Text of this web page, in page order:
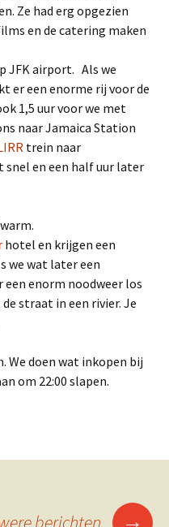
Ze had erg opgezien
en de catering maken
JFK airport. Als we
er een enorme rij voor de
1,5 uur voor we met
naar Jamaica Station
trein naar
snel en een half uur later
hotel en krijgen een
we wat later een
enorm noodweer los
straat in een rivier. Je
We doen wat inkopen bij
om 22:00 slapen.
berichten →